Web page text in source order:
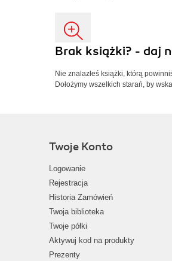
Brak książki? - daj
Nie znalazłeś książki, którą
Dołożymy wszelkich starań, by
Twoje Konto
Logowanie
Rejestracja
Historia Zamówień
Twoja biblioteka
Twoje półki
Aktywuj kod na produkty
Prezenty